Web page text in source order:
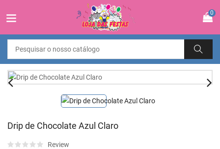
0
Drip de Chocolate Azul Claro
Review